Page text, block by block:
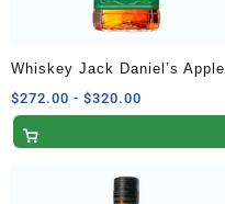
Whiskey Jack Daniel’s Apple
700 ml
$272.00 - $320.00
de